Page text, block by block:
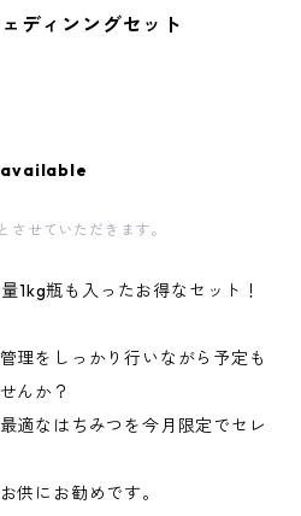
ディンングセット
させていただきます。
1kg瓶も入ったお得なセット！
理をしっかり行いながら予定も
んか？
適なはちみつを今月限定でセレ
供にお勧めです。